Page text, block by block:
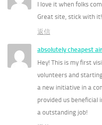
I love it when folks
Great site, stick with it!
返信
absolutely cheapest
Hey! This is my first
volunteers and
a new initiative in a
provided us beneficial
a outstanding job!